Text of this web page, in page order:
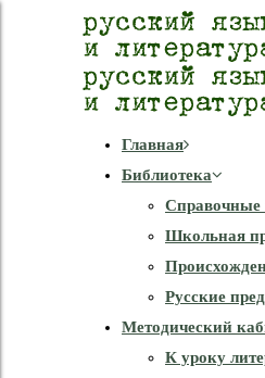
Главная
Библиотека
Справочные
Школьная
Русские
Методический
К уроку